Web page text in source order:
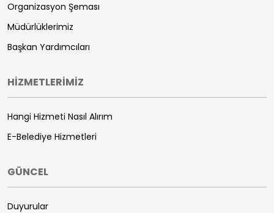
Organizasyon Şeması
Müdürlüklerimiz
Başkan Yardımcıları
HİZMETLERİMİZ
Hangi Hizmeti Nasıl Alırım
E-Belediye Hizmetleri
GÜNCEL
Duyurular